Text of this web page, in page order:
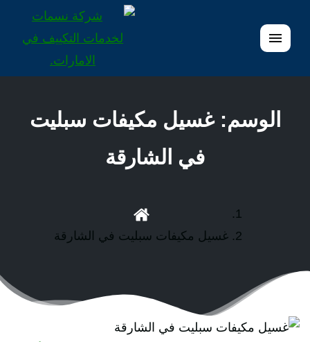
القائمة
الوسم:غسيل مكيفات سبليت
في الشارقة
غسيل مكيفات سبليت في الشارقة